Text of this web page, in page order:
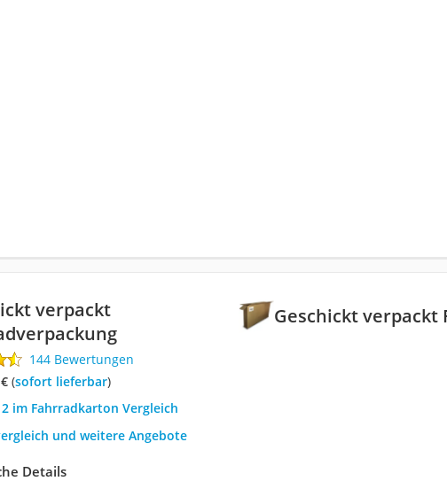
Geschickt
verpackt
144 Bewertungen
( Sofort lieferbar)
im Fahrradkarton Vergleich
und weitere Angebote
Details